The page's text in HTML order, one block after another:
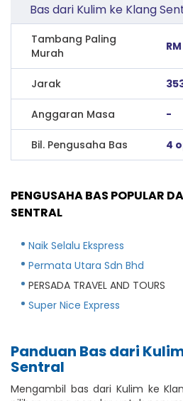
Bas dari Kulim ke Klang
Tambang Paling
Murah
Jarak
Anggaran Masa -
Bil. Pengusaha Bas 4
PENGUSAHA BAS POPULAR
SENTRAL
Naik Selalu Ekspress
Permata Utara Sdn Bhd
PERSADA TRAVEL AND TOURS
Super Nice Express
Panduan Bas dari
Sentral
Mengambil bas dari Kulim ke